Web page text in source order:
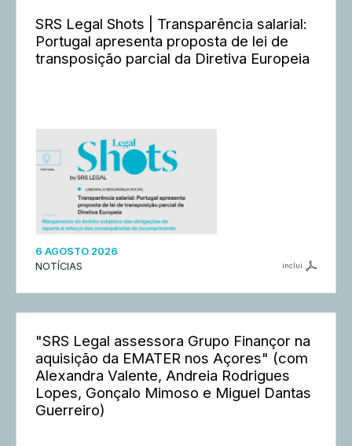
SRS Legal Shots | Transparência salarial:
Portugal apresenta proposta de lei de
transposição parcial da Diretiva Europeia
6 AGOSTO 2026
NOTÍCIAS
inclui
"SRS Legal assessora Grupo Finançor na
aquisição da EMATER nos Açores" (com
Alexandra Valente, Andreia Rodrigues
Lopes, Gonçalo Mimoso e Miguel Dantas
Guerreiro)